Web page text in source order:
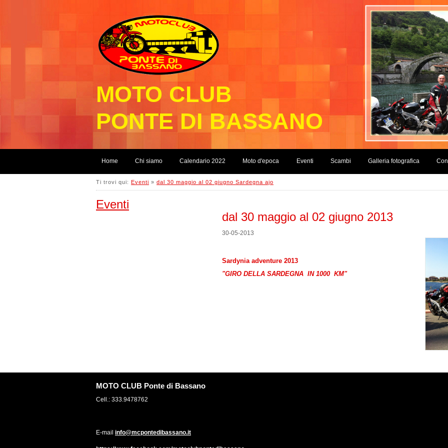
MOTO CLUB
PONTE DI BASSANO
Home Chi siamo Calendario 2022 Moto d'epoca Eventi Scambi Galleria fotografica
Ti trovi qui: Eventi » dal 30 maggio al 02 giugno Sardegna ajo
Eventi
dal 30 maggio al 02 giugno 2013
30-05-2013
Sardynia adventure 2013
"GIRO DELLA SARDEGNA IN 1000 KM"
MOTO CLUB Ponte di Bassano
Cell.: 333.9478762
E-mail info@mcpontedibassano.it